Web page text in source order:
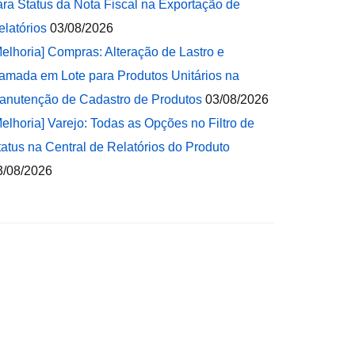
Status da Nota Fiscal na Exportação de
03/08/2026
Compras: Alteração de Lastro e
em Lote para Produtos Unitários na
de Cadastro de Produtos 03/08/2026
Varejo: Todas as Opções no Filtro de
na Central de Relatórios do Produto
08/2026